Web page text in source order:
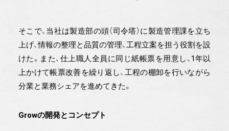
そこで、当社は製造部の頭（司令塔）に製造管理課を立ち
上げ、情報の整理と品質の管理、工程立案を担う役割を設
けた。また、仕上職人全員に同じ紙帳票を用意し、1年以
上かけて帳票改善を繰り返し、工程の棚卸を行いながら
分業と業務シェアを進めてきた。
Growの開発とコンセプト